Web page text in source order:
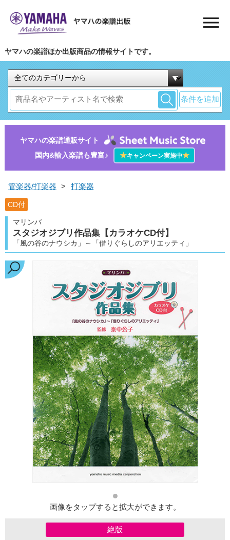
ヤマハの楽譜ほか出版商品の情報サイトです。
条件を追加
ヤマハの楽譜通販サイト
国内&輸入楽譜も豊富♪
★キャンペーン実施中★
管楽器/打楽器 > 打楽器
CD付
マリンバ
スタジオジブリ作品集【カラオケCD付】
「風の谷のナウシカ」～「借りぐらしのアリエッティ」
画像をタップすると拡大ができます。
絶版